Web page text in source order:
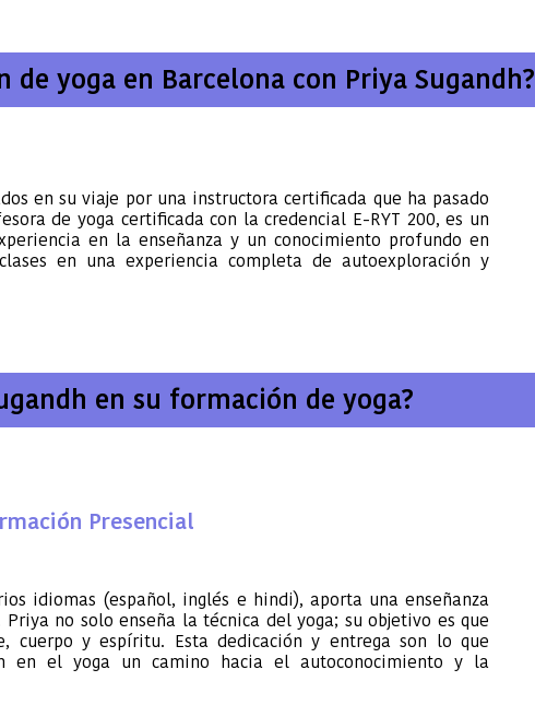
yoga en Barcelona con Priya Sugandh?
en su viaje por una instructora certificada que ha pasado
de yoga certificada con la credencial E-RYT 200, es un
en la enseñanza y un conocimiento profundo en
en una experiencia completa de autoexploración y
en su formación de yoga?
Presencial
idiomas (español, inglés e hindi), aporta una enseñanza
no solo enseña la técnica del yoga; su objetivo es que
cuerpo y espíritu. Esta dedicación y entrega son lo que
en el yoga un camino hacia el autoconocimiento y la